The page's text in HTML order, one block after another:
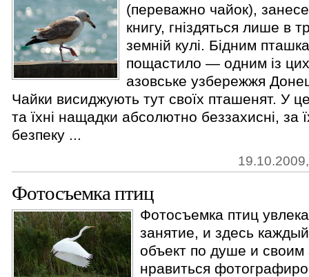
(переважно чайок),
книгу, гніздяться лише в
земній кулі. Бідним
пощастило — одним із
азовське узбережжя
Чайки висиджують тут своїх пташенят. У
та їхні нащадки абсолютно беззахисні, за
безпеку ...
Фотосъемка птиц
Фотосъемка птиц
занятие, и здесь
объект по душе и
нравиться